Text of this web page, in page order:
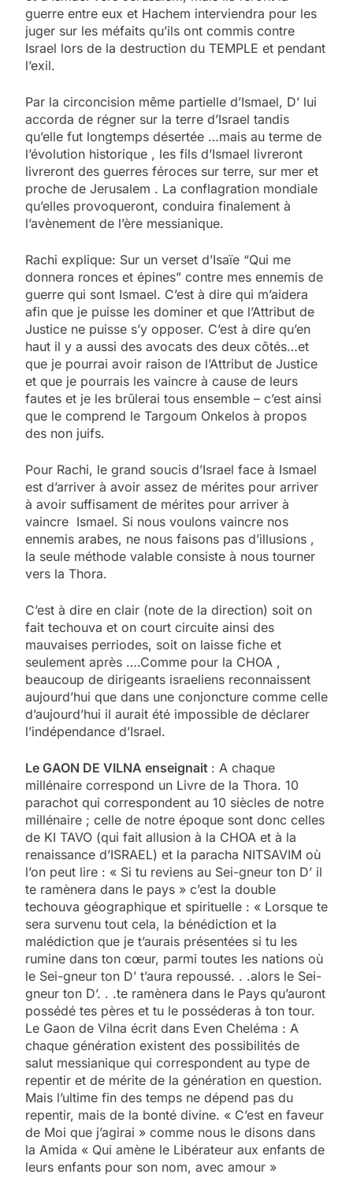
guerre entre eux et Hachem interviendra pour les
juger sur les méfaits qu’ils ont commis contre
Israel lors de la destruction du TEMPLE et pendant
l’exil.
Par la circoncision même partielle d’Ismael, D’ lui
accorda de régner sur la terre d’Israel tandis
qu’elle fut longtemps désertée …mais au terme de
l’évolution historique , les fils d’Ismael livreront
livreront des guerres féroces sur terre, sur mer et
proche de Jerusalem . La conflagration mondiale
qu’elles provoqueront, conduira finalement à
l’avènement de l’ère messianique.
Rachi explique: Sur un verset d’Isaïe “Qui me
donnera ronces et épines” contre mes ennemis de
guerre qui sont Ismael. C’est à dire qui m’aidera
afin que je puisse les dominer et que l’Attribut de
Justice ne puisse s’y opposer. C’est à dire qu’en
haut il y a aussi des avocats des deux côtés…et
que je pourrai avoir raison de l’Attribut de Justice
et que je pourrais les vaincre à cause de leurs
fautes et je les brûlerai tous ensemble – c’est ainsi
que le comprend le Targoum Onkelos à propos
des non juifs.
Pour Rachi, le grand soucis d’Israel face à Ismael
est d’arriver à avoir assez de mérites pour arriver
à avoir suffisament de mérites pour arriver à
vaincre Ismael. Si nous voulons vaincre nos
ennemis arabes, ne nous faisons pas d’illusions ,
la seule méthode valable consiste à nous tourner
vers la Thora.
C’est à dire en clair (note de la direction) soit on
fait techouva et on court circuite ainsi des
mauvaises perriodes, soit on laisse fiche et
seulement après ….Comme pour la CHOA ,
beaucoup de dirigeants israeliens reconnaissent
aujourd’hui que dans une conjoncture comme celle
d’aujourd’hui il aurait été impossible de déclarer
l’indépendance d’Israel.
Le GAON DE VILNA enseignait : A chaque
millénaire correspond un Livre de la Thora. 10
parachot qui correspondent au 10 siècles de notre
millénaire ; celle de notre époque sont donc celles
de KI TAVO (qui fait allusion à la CHOA et à la
renaissance d’ISRAEL) et la paracha NITSAVIM où
l’on peut lire : « Si tu reviens au Sei-gneur ton D’ il
te ramènera dans le pays » c’est la double
techouva géographique et spirituelle : « Lorsque te
sera survenu tout cela, la bénédiction et la
malédiction que je t’aurais présentées si tu les
rumine dans ton cœur, parmi toutes les nations où
le Sei-gneur ton D’ t’aura repoussé. . .alors le Sei-
gneur ton D’. . .te ramènera dans le Pays qu’auront
possédé tes pères et tu le posséderas à ton tour.
Le Gaon de Vilna écrit dans Even Cheléma : A
chaque génération existent des possibilités de
salut messianique qui correspondent au type de
repentir et de mérite de la génération en question.
Mais l’ultime fin des temps ne dépend pas du
repentir, mais de la bonté divine. « C’est en faveur
de Moi que j’agirai » comme nous le disons dans
la Amida « Qui amène le Libérateur aux enfants de
leurs enfants pour son nom, avec amour »